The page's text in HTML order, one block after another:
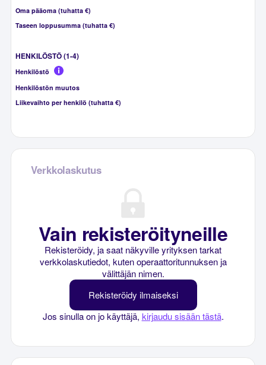
Oma pääoma (tuhatta €)
Taseen loppusumma (tuhatta €)
HENKILÖSTÖ (1-4)
Henkilöstö
Henkilöstön muutos
Liikevaihto per henkilö (tuhatta €)
Verkkolaskutus
Vain rekisteröityneille
Rekisteröidy, ja saat näkyville yrityksen tarkat
verkkolaskutiedot, kuten operaattoritunnuksen ja
välittäjän nimen.
Rekisteröidy ilmaiseksi
Jos sinulla on jo käyttäjä, kirjaudu sisään tästä.